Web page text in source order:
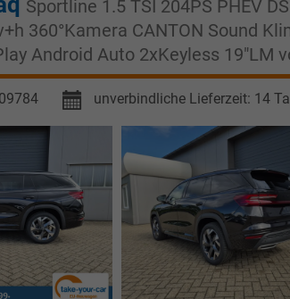
Sportline 1.5 TSI 204PS PHEV
360°Kamera CANTON Sound
Android Auto 2xKeyless 19"LM
unverbindliche Lieferzeit: 14